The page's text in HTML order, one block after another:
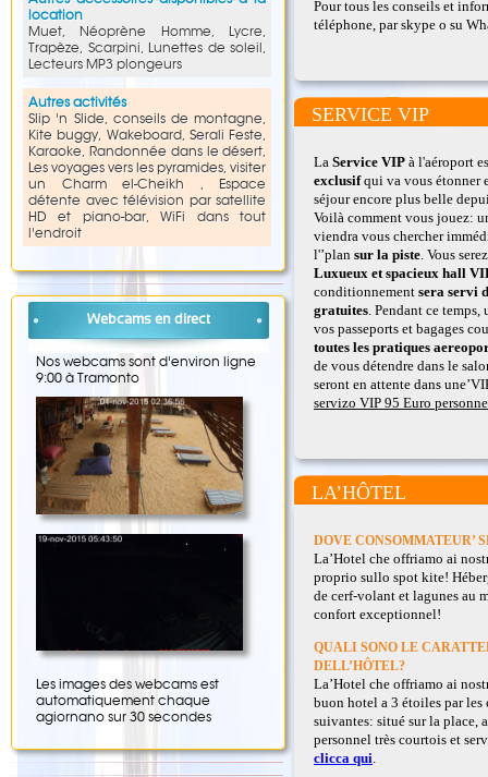
location
Muet, Néoprène Homme, Lycre,
Trapèze, Scarpini, Lunettes de soleil,
Lecteurs MP3 plongeurs
Autres activités
Slip 'n Slide, conseils de montagne,
Kite buggy, Wakeboard, Serali Feste,
Karaoke, Randonnée dans le désert,
Les voyages vers les pyramides, visiter
un Charm el-Cheikh , Espace
détente avec télévision par satellite
HD et piano-bar, WiFi dans tout
l'endroit
Webcams en direct
Nos webcams sont d'environ ligne
9:00 à Tramonto
Les images des webcams est
automatiquement chaque
agiornano sur 30 secondes
Pour tous les conseils et
téléphone, par skype o su
SERVICE VIP
La Service VIP à l'aéroport
exclusifqui va vous étonner
séjour encore plus belle
Voilà comment vous jouez:
viendra vous chercher
l'’plan sur la piste . Vous
Luxueux et spacieux hall
conditionnement sera servi
gratuites . Pendant ce
vos passeports et bagages
toutes les pratiques
de vous détendre dans le
seront en attente dans
servizo VIP 95 Euro personne
LA’HÔTEL
DOVE CONSOMMATEUR’
La’Hotel che offriamo ai
proprio sullo spot kite!
de cerf-volant et lagunes au
confort exceptionnel!
QUALI SONO LE
DELL’HÔTEL?
La’Hotel che offriamo ai
buon hotel a 3 étoiles par les
suivantes: situé sur la place,
personnel très courtois et
clicca qui